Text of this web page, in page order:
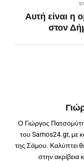
Αυτή είναι η
στον
Ο Γιώργος
του Samos24.gr, με
της Σάμου. Καλύπτει
στην ακρίβεια